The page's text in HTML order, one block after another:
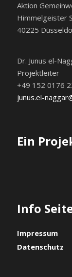
Aktion
Himmelgeister
40225
Dr. Junus el-
Projektleiter
+49 152 0176
junus.el-
Ein
Info
Impressum
Datenschutz